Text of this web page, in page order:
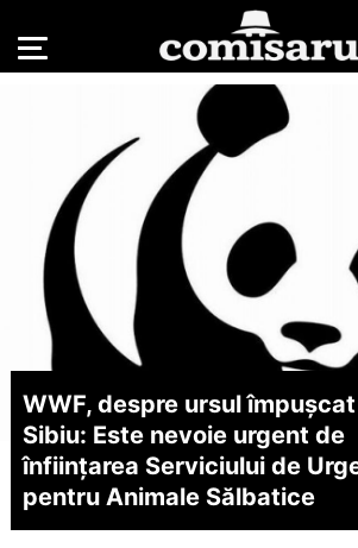
WWF, despre ursul
Sibiu: Este nevoie urgent de
înființarea Serviciului de
pentru Animale Sălbatice